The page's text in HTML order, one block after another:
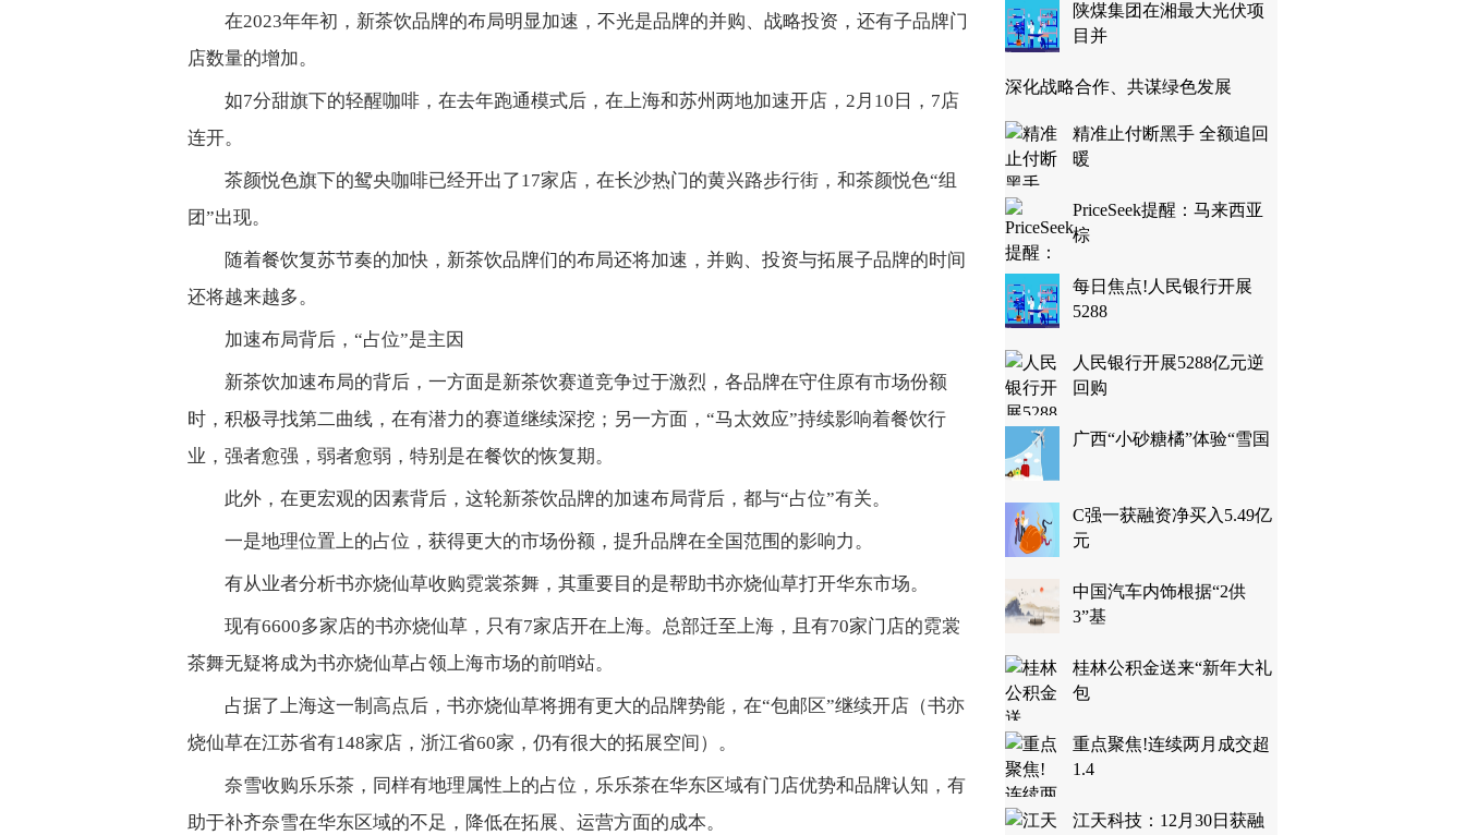
在2023年年初，新茶饮品牌的布局明显加速，不光是品牌的并购、战略投资，还有子品牌门
店数量的增加。
如7分甜旗下的轻醒咖啡，在去年跑通模式后，在上海和苏州两地加速开店，2月10日，7店
连开。
茶颜悦色旗下的鸳央咖啡已经开出了17家店，在长沙热门的黄兴路步行街，和茶颜悦色“组
团”出现。
随着餐饮复苏节奏的加快，新茶饮品牌们的布局还将加速，并购、投资与拓展子品牌的时间
还将越来越多。
加速布局背后，“占位”是主因
新茶饮加速布局的背后，一方面是新茶饮赛道竞争过于激烈，各品牌在守住原有市场份额
时，积极寻找第二曲线，在有潜力的赛道继续深挖；另一方面，“马太效应”持续影响着餐饮行
业，强者愈强，弱者愈弱，特别是在餐饮的恢复期。
此外，在更宏观的因素背后，这轮新茶饮品牌的加速布局背后，都与“占位”有关。
一是地理位置上的占位，获得更大的市场份额，提升品牌在全国范围的影响力。
有从业者分析书亦烧仙草收购霓裳茶舞，其重要目的是帮助书亦烧仙草打开华东市场。
现有6600多家店的书亦烧仙草，只有7家店开在上海。总部迁至上海，且有70家门店的霓裳
茶舞无疑将成为书亦烧仙草占领上海市场的前哨站。
占据了上海这一制高点后，书亦烧仙草将拥有更大的品牌势能，在“包邮区”继续开店（书亦
烧仙草在江苏省有148家店，浙江省60家，仍有很大的拓展空间）。
奈雪收购乐乐茶，同样有地理属性上的占位，乐乐茶在华东区域有门店优势和品牌认知，有
助于补齐奈雪在华东区域的不足，降低在拓展、运营方面的成本。
陕煤集团在湘最大光伏项
目并
深化战略合作、共谋绿色发展
精准止付断黑手 全额追回
暖
PriceSeek提醒：马来西亚
棕
每日焦点!人民银行开展
5288
人民银行开展5288亿元逆
回购
广西“小砂糖橘”体验“雪国
C强一获融资净买入5.49亿
元
中国汽车内饰根据“2供
3”基
桂林公积金送来“新年大礼
包
重点聚焦!连续两月成交超
1.4
江天科技：12月30日获融